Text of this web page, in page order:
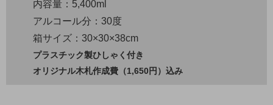
内容量：5,400ml
アルコール分：30度
箱サイズ：30×30×38cm
プラスチック製ひしゃく付き
オリジナル木札作成費（1,650円）込み